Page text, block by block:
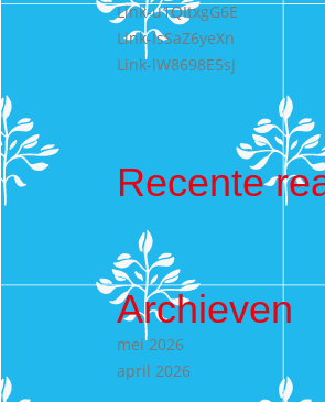
Link-u1QItxgG6E
Link-IsSaZ6yeXn
Link-lW8698E5sJ
Recente
Archieven
mei 2026
april 2026